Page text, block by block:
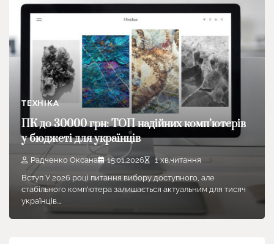
ТЕХНІКА
ПК до 30000 грн: ТОП надійних комп’ютерів
у бюджеті для українців
Радченко Оксана 15.01.2026
1 хв.читання
Вступ У 2026 році питання вибору доступного, але
стабільного комп’ютера залишається актуальним для тисяч
українців.…